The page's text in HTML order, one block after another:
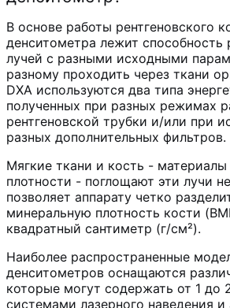
В основе работы рентгеновского
денситометра лежит способность
лучей с разными исходными
разному проходить через ткани
DXA используются два типа
полученных при разных режимах
рентгеновской трубки и/или при
разных дополнительных фильтров.
Мягкие ткани и кость - материалы
плотности - поглощают эти лучи
позволяет аппарату четко
минеральную плотность кости
квадратный сантиметр (г/см²).
Наиболее распространенные
денситометров оснащаются
которые могут содержать от 1 до
системами лазерного наведения и